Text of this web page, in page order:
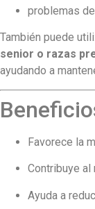
problemas
También puede
senior o razas
ayudando a
Favorece la
Contribuye al
Ayuda a